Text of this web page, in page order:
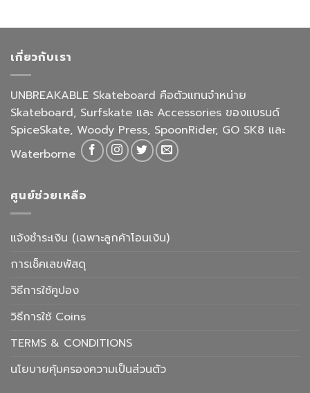
เกี่ยวกับเรา
UNBREAKABLE Skateboard คือตัวแทนจำหน่าย
Skateboard, Surfskate และ Accessories ของแบรนด์
SpiceSkate, Woody Press, SpoonRider, GO SK8 และ
Waterborne
ศูนย์ช่วยเหลือ
แจ้งชำระเงิน (เฉพาะลูกค้าโอนเงิน)
การเช็คเลขพัสดุ
วิธีการใช้คูปอง
วิธีการใช้ Coins
TERMS & CONDITIONS
นโยบายคุ้มครองความเป็นส่วนตัว